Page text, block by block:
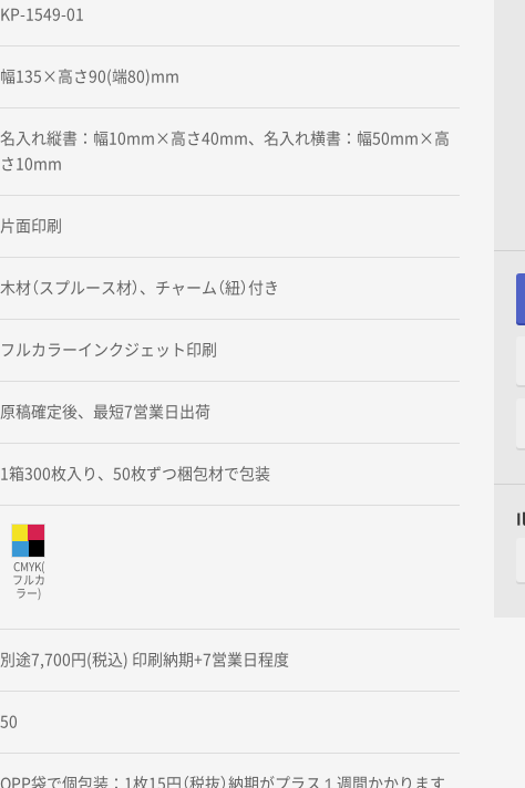
KP-1549-01
幅135×高さ90(端80)mm
名入れ縦書：幅10mm×高さ40mm、名入れ横書：幅50mm×高
さ10mm
片面印刷
木材（スプルース材）、チャーム（紐）付き
フルカラーインクジェット印刷
原稿確定後、最短7営業日出荷
1箱300枚入り、50枚ずつ梱包材で包装
CMYK(
フルカ
ラー)
別途7,700円(税込) 印刷納期+7営業日程度
50
OPP袋で個包装：1枚15円（税抜）納期がプラス１週間かかります